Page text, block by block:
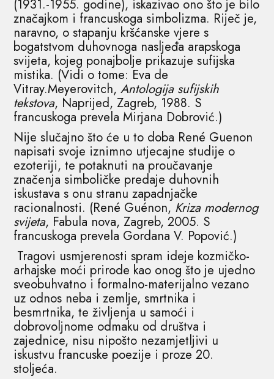
(1931.-1955. godine), iskazivao ono što je bilo
značajkom i francuskoga simbolizma. Riječ je,
naravno, o stapanju kršćanske vjere s
bogatstvom duhovnoga nasljeđa arapskoga
svijeta, kojeg ponajbolje prikazuje sufijska
mistika. (Vidi o tome: Eva de
Vitray.Meyerovitch,Antologija sufijskih
tekstova, Naprijed, Zagreb, 1988. S
francuskoga prevela Mirjana Dobrović.)
Nije slučajno što će u to doba René Guenon
napisati svoje iznimno utjecajne studije o
ezoteriji, te potaknuti na proučavanje
značenja simboličke predaje duhovnih
iskustava s onu stranu zapadnjačke
racionalnosti. (René Guénon, Kriza modernog
svijeta, Fabula nova, Zagreb, 2005. S
francuskoga prevela Gordana V. Popović.)
Tragovi usmjerenosti spram ideje kozmičko-
arhajske moći prirode kao onog što je ujedno
sveobuhvatno i formalno-materijalno vezano
uz odnos neba i zemlje, smrtnika i
besmrtnika, te življenja u samoći i
dobrovoljnome odmaku od društva i
zajednice, nisu nipošto nezamjetljivi u
iskustvu francuske poezije i proze 20.
stoljeća.